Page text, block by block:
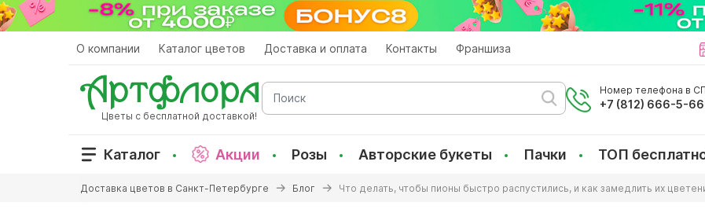
Перейти
к
О компании Каталог цветов Доставка и оплата Контакты Франшиза
Цветы с бесплатной доставкой!
Поиск
Номер телефона в
+7 (812) 666-5-
Каталог Акции Розы Авторские букеты Пачки ТОП
здесь
Доставка цветов в Санкт-Петербурге Блог Что делать, чтобы пионы быстро распустились, и как замедлить их